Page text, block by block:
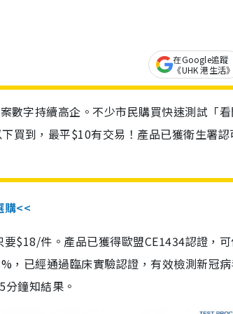
在Google追蹤
《UHK 港生活》
數字持續高企。不少市民購買快速測試「
買到，最平$10有交易！產品已獲衛生署
購<<
$18/件。產品已獲得歐盟CE1434認證，
，已經通過臨床實驗認證，有效檢測新冠
鐘知結果。